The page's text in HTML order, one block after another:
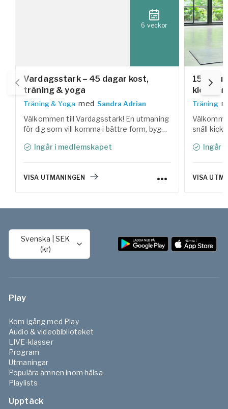
6 veckor
Vardagsstark – 45 dagar kost,
träning & yoga
Träning & Yoga med Sandra Adrian
Välkommen till Vardagsstark! En utmaning
för dig som vill komma i bättre form, bygga
Tillsammans med Linas Matkasse har vi
helhetskoncept som är enkelt att följa.
Ingår i medlemskapet
VISA UTMANINGEN
15
Träning
snäll
Ingår i
VISA
Svenska |SEK
(kr)
Play
Kom igång med Play
Audio & videobiblioteket
LIVE-klasser
Program
Utmaningar
Populära ämnen inom hälsa
Playlists
Upptäck